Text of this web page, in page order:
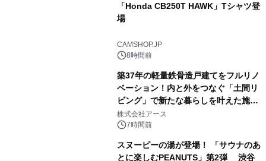
「Honda CB250T HAWK」Tシャツ登
場
CAMSHOP.JP
8時間前
築37年の軽量鉄骨造戸建てをフルリノ
ベーション！内と外をつなぐ「土間リ
ビング」で新たな暮らしを叶えた施工
事例を株式会社アースが公開
株式会社アース
7時間前
スヌーピーの湯が登場！ 「サウナのあ
とに楽しむPEANUTS」第2弾 渋谷